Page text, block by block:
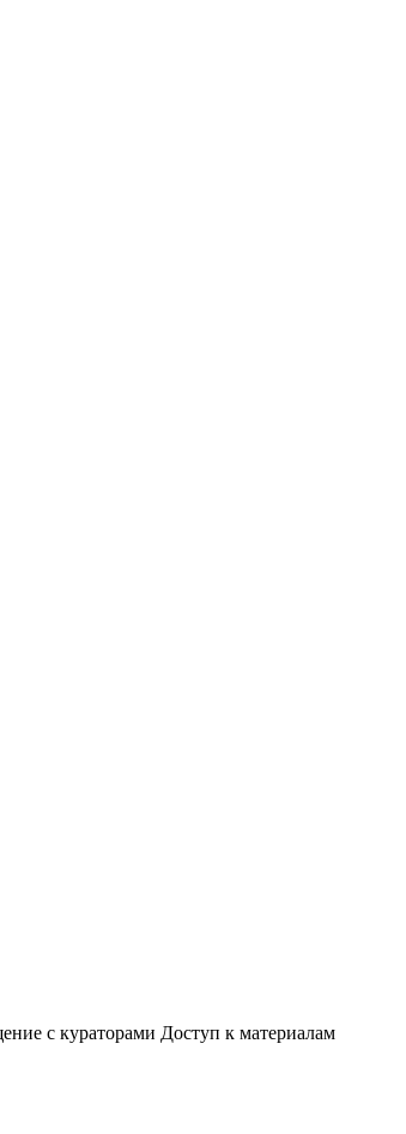
с кураторами Доступ к материалам